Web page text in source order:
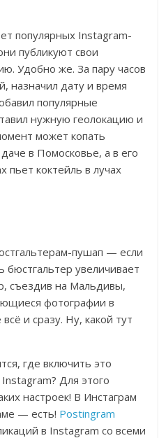
популярных Instagram-
публикуют свои
Удобно же. За пару часов
назначил дату и время
популярные
нужную геолокацию и
может копать
в Помосковье, а в его
пьет коктейль в лучах
пушап — если
увеличивает
съездив на Мальдивы,
фотографии в
и сразу. Ну, какой тут
где включить это
Для этого
настроек! В Инстаграм
— есть! Postingram
в Instagram со всеми